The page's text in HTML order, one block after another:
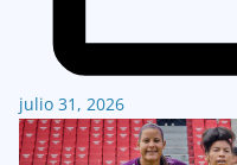
julio 31, 2026